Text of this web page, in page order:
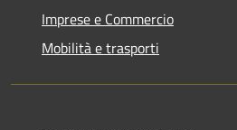
Imprese e Commercio
Mobilità e trasporti